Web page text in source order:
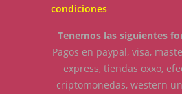
condiciones
Tenemos las siguientes
Pagos en paypal, visa,
express, tiendas oxxo,
criptomonedas, western